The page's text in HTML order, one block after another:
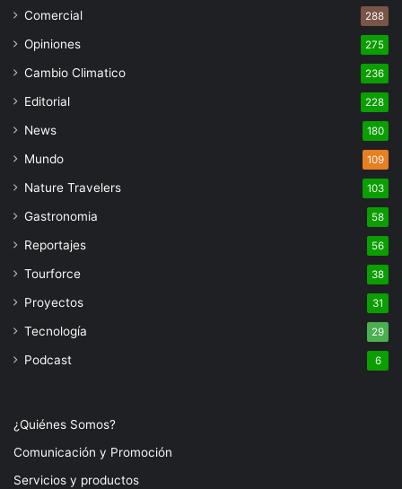
Comercial 288
Opiniones 275
Cambio Climatico 236
Editorial 228
News 180
Mundo 109
Nature Travelers 103
Gastronomia 58
Reportajes 56
Tourforce 38
Proyectos 31
Tecnología 29
Podcast 6
¿Quiénes Somos?
Comunicación y Promoción
Servicios y productos